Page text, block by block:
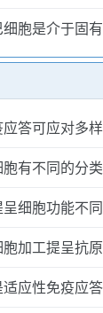
胞是介于固
答可应对多
有不同的分类
细胞功能不同
加工提呈抗
应性免疫应